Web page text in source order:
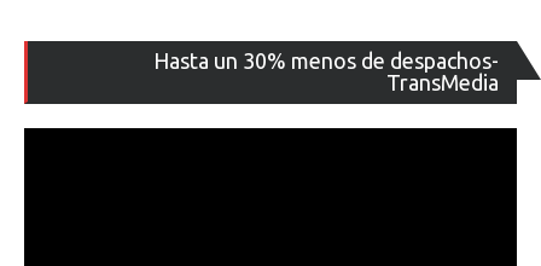
Hasta un 30% menos de despachos-
TransMedia
de